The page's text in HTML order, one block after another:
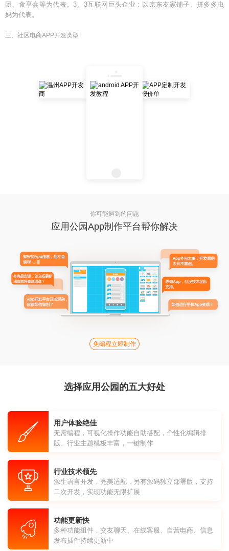
团、食享会等为代表。3、3互联网巨头企业：以京东友家铺子、拼多多虫
妈为代表。
三、社区电商APP开发类型
你可能遇到的问题
应用公园App制作平台帮你解决
免编程立即制作
选择应用公园的五大好处
用户体验绝佳
无需编程，可视化操作功能自助搭配，个性化编辑排
版。行业主题模板丰富，一键制作
行业技术领先
源生语言开发，完美适配，另有源码独立部署版，支持
二次开发，实现功能无限扩展
功能更新快
多种功能组件，交友聊天、在线客服、自营电商、信息
发布插件持续更新中